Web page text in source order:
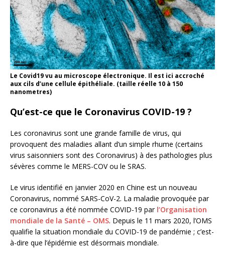
Le Covid19 vu au microscope électronique. Il est ici accroché
aux cils d’une cellule épithéliale. (taille réelle 10 à 150
nanometres)
Qu’est-ce que le Coronavirus COVID-19 ?
Les coronavirus sont une grande famille de virus, qui
provoquent des maladies allant d’un simple rhume (certains
virus saisonniers sont des Coronavirus) à des pathologies plus
sévères comme le MERS-COV ou le SRAS.
Le virus identifié en janvier 2020 en Chine est un nouveau
Coronavirus, nommé SARS-CoV-2. La maladie provoquée par
ce coronavirus a été nommée COVID-19 par l’Organisation
mondiale de la Santé – OMS. Depuis le 11 mars 2020, l’OMS
qualifie la situation mondiale du COVID-19 de pandémie ; c’est-
à-dire que l’épidémie est désormais mondiale.